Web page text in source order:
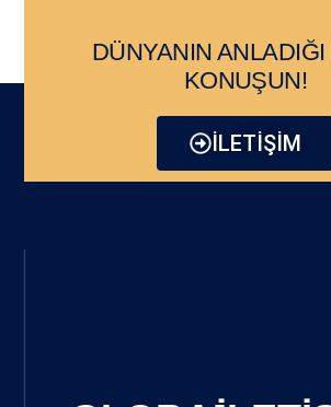
DÜNYANIN
KONUŞUN!
İLETİŞİM